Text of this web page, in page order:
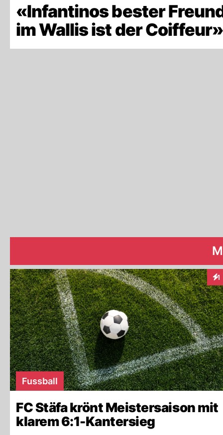
«Infantinos bester
im Wallis ist der Coiffeur»
1
Fussball
FC Stäfa krönt Meistersaison mit
klarem 6:1-Kantersieg